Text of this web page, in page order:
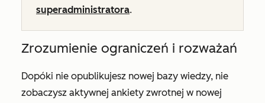
superadministratora.
Zrozumienie ograniczeń i rozważań
Dopóki nie opublikujesz nowej bazy wiedzy, nie
zobaczysz aktywnej ankiety zwrotnej w nowej